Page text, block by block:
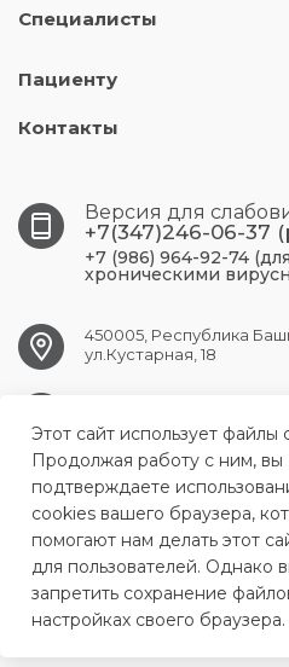
Специалисты
Пациенту
Контакты
Версия для
+7(347)246-06-37
+7 (986) 964-92-74
хроническими
450005, Республика
ул.Кустарная, 18
ГБУЗ Республиканский центр
СПИДом и инфекционными
Этот сайт использует файлы
Продолжая работу с ним, вы
подтверждаете
cookies вашего браузера,
помогают нам делать этот
для пользователей. Однако
запретить сохранение
настройках своего браузера.